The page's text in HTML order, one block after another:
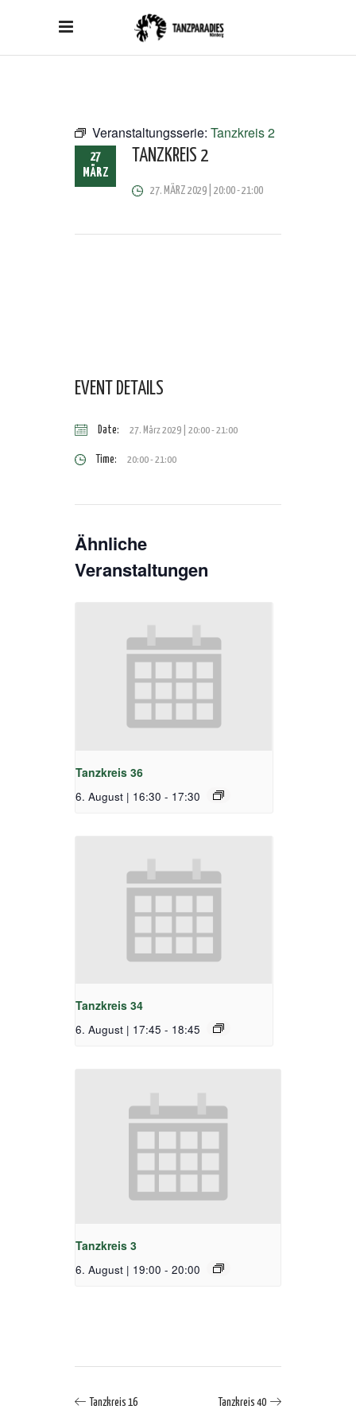
Veranstaltungsserie: Tanzkreis 2
27
MÄRZ
TANZKREIS 2
27. MÄRZ 2029 | 20:00-21:00
EVENT DETAILS
Date: 27. März 2029 | 20:00-21:00
Time: 20:00 - 21:00
Ähnliche
Veranstaltungen
Tanzkreis 36
6. August | 16:30 - 17:30
Tanzkreis 34
6. August | 17:45 - 18:45
Tanzkreis 3
6. August | 19:00 - 20:00
Tanzkreis 16 Tanzkreis 40